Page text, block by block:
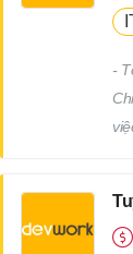
-
hỗ trợ kỹ thuật,